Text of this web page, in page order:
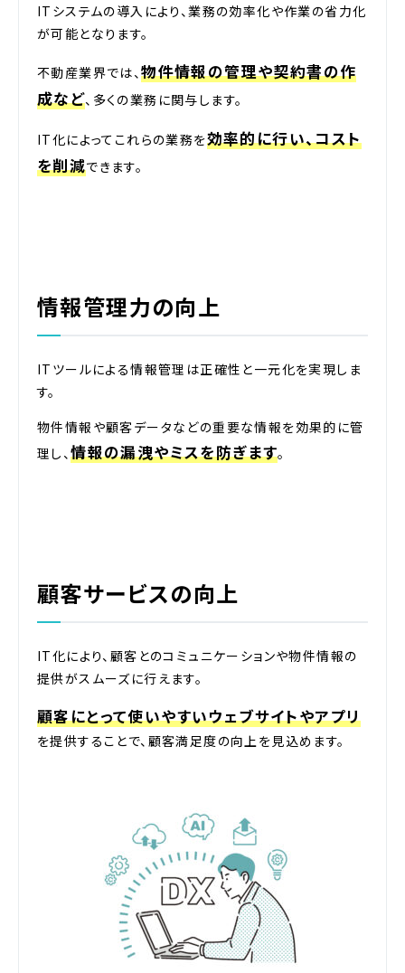
ITシステムの導入により、業務の効率化や作業の省力化
が可能となります。
不動産業界では、物件情報の管理や契約書の作
成など、多くの業務に関与します。
IT化によってこれらの業務を効率的に行い、コスト
を削減できます。
情報管理力の向上
ITツールによる情報管理は正確性と一元化を実現しま
す。
物件情報や顧客データなどの重要な情報を効果的に管
理し、情報の漏洩やミスを防ぎます。
顧客サービスの向上
IT化により、顧客とのコミュニケーションや物件情報の
提供がスムーズに行えます。
顧客にとって使いやすいウェブサイトやアプリ
を提供することで、顧客満足度の向上を見込めます。